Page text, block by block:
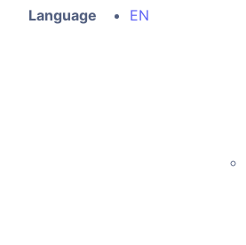
Language
EN